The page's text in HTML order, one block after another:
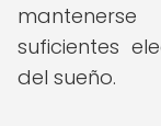
suficientes
del sueño.